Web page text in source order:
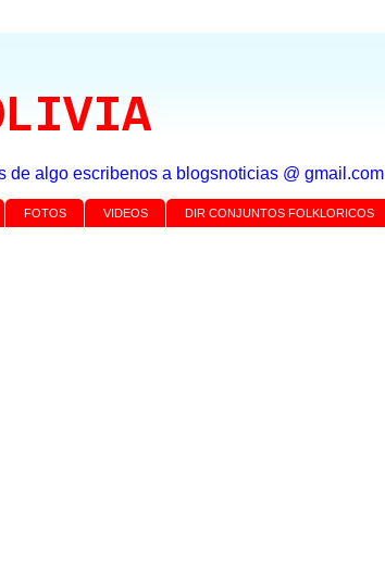
algo escribenos a blogsnoticias @ gmail.com
FOTOS VIDEOS DIR CONJUNTOS FOLKLORICOS